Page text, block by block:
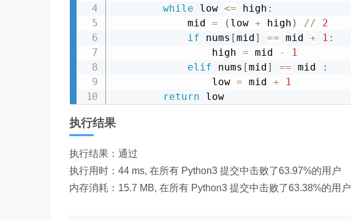
while low <= high :
            mid
= ( low + high ) //
2
if nums [mid] == mid + 1 :
                high
= mid -
1
elif nums [mid] == mid
:
                low
= mid +
1
return
low
执行结果
执行结果：通过
执行用时：44 ms, 在所有 Python3 提交中击败了63.97%的用户
内存消耗：15.7 MB, 在所有 Python3 提交中击败了63.38%的用户